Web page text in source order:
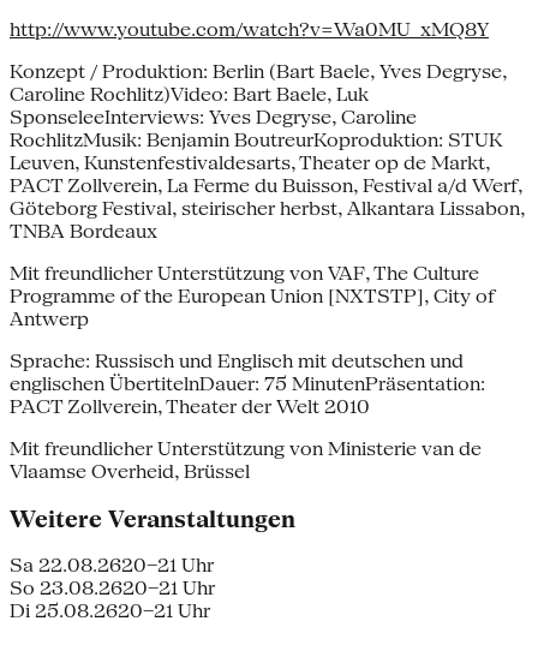
http://www.youtube.com/watch?v=Wa0MU_xMQ8Y
Konzept / Produktion: Berlin (Bart Baele, Yves Degryse,
Caroline Rochlitz)Video: Bart Baele, Luk
SponseleeInterviews: Yves Degryse, Caroline
RochlitzMusik: Benjamin BoutreurKoproduktion: STUK
Leuven, Kunstenfestivaldesarts, Theater op de Markt,
PACT Zollverein, La Ferme du Buisson, Festival a/d Werf,
Göteborg Festival, steirischer herbst, Alkantara Lissabon,
TNBA Bordeaux
Mit freundlicher Unterstützung von VAF, The Culture
Programme of the European Union [NXTSTP], City of
Antwerp
Sprache: Russisch und Englisch mit deutschen und
englischen ÜbertitelnDauer: 75 MinutenPräsentation:
PACT Zollverein, Theater der Welt 2010
Mit freundlicher Unterstützung von Ministerie van de
Vlaamse Overheid, Brüssel
Weitere Veranstaltungen
Sa 22.08.2620–21 Uhr
So 23.08.2620–21 Uhr
Di 25.08.2620–21 Uhr